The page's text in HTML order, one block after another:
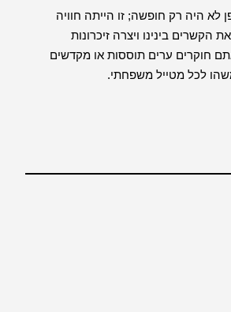
לא היה רק חופשה; זו הייתה חוויה
בינינו ויצרה זיכרונות
חוקרים ערים תוססות או מקדשים
לכל מטייל משפחתי.